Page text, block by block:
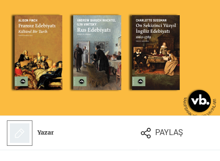
Sanat İktisat
Felsefe Kesişimler
KİTAPLAR
YAZARLAR
MAKALELER
MUTFAK
HAKKIMIZDA
GİZLİLİK POLİTİKASI
BİZE ULAŞIN
YAZAR BAŞVURUSU
Yazar PAYLAŞ